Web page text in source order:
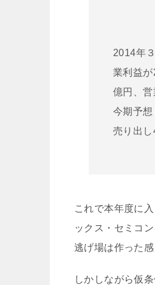
2014年
業利益
億円、
今期予
売り出し
これで本年度に
ックス・セミコ
逃げ場は作った
しかしながら仮